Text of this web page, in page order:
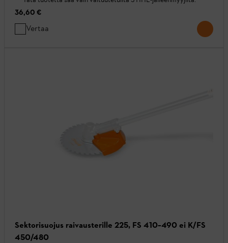
36,60 €
Vertaa
Sektorisuojus raivausterille 225, FS 410–490 ei K/FS
450/480